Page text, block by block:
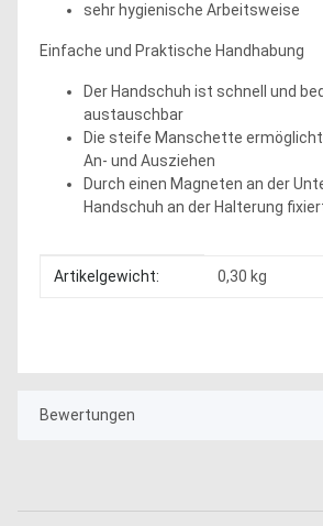
sehr hygienische Arbeitsweise
Einfache und Praktische Handhabung
Der Handschuh ist schnell und
austauschbar
Die steife Manschette
An- und Ausziehen
Durch einen Magneten an der
Handschuh an der Halterung
Produkteigenschaft
Wert
Artikelgewicht: 0,30 kg
Bewertungen